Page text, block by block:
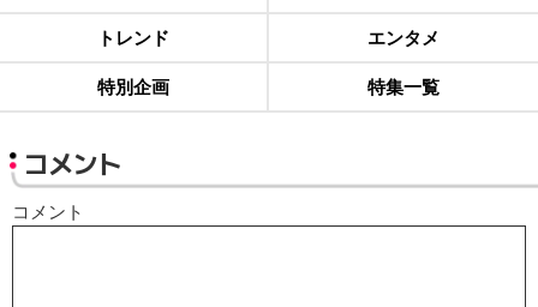
トレンド エンタメ
特別企画 特集一覧
コメント
コメント